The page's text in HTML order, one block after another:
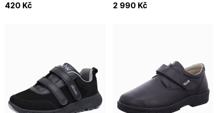
420 Kč
2 990 Kč